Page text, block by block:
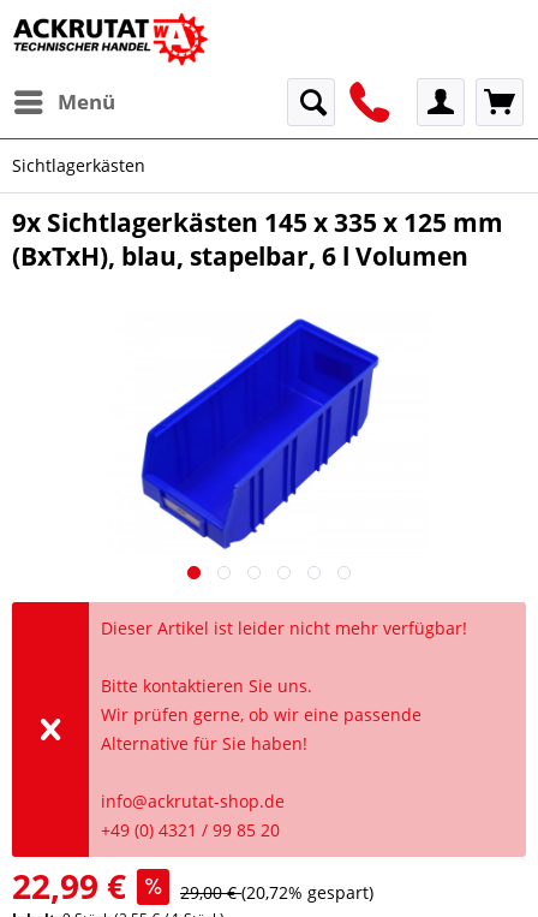
Menü
Sichtlagerkästen
9x Sichtlagerkästen 145 x 335 x 125 mm
(BxTxH), blau, stapelbar, 6 l Volumen
Dieser Artikel ist leider nicht mehr verfügbar!
Bitte kontaktieren Sie uns.
Wir prüfen gerne, ob wir eine passende
Alternative für Sie haben!
info@ackrutat-shop.de
+49 (0) 4321 / 99 85 20
22,99 € 29,00 €(20,72% gespart)